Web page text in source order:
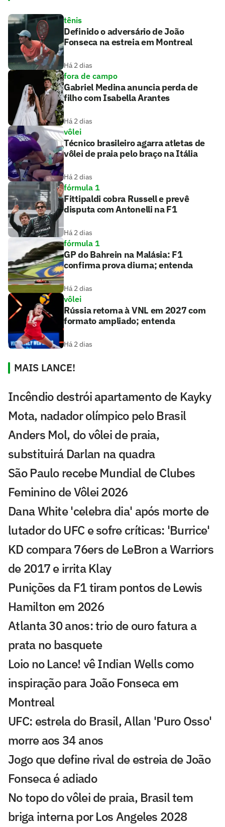
tênis
Definido o adversário de João
Fonseca na estreia em Montreal
Há 2 dias
fora de campo
Gabriel Medina anuncia perda de
filho com Isabella Arantes
Há 2 dias
vôlei
Técnico brasileiro agarra atletas de
vôlei de praia pelo braço na Itália
Há 2 dias
fórmula 1
Fittipaldi cobra Russell e prevê
disputa com Antonelli na F1
Há 2 dias
fórmula 1
GP do Bahrein na Malásia: F1
confirma prova diurna; entenda
Há 2 dias
vôlei
Rússia retorna à VNL em 2027 com
formato ampliado; entenda
Há 2 dias
MAIS LANCE!
Incêndio destrói apartamento de Kayky
Mota, nadador olímpico pelo Brasil
Anders Mol, do vôlei de praia,
substituirá Darlan na quadra
São Paulo recebe Mundial de Clubes
Feminino de Vôlei 2026
Dana White 'celebra dia' após morte de
lutador do UFC e sofre críticas: 'Burrice'
KD compara 76ers de LeBron a Warriors
de 2017 e irrita Klay
Punições da F1 tiram pontos de Lewis
Hamilton em 2026
Atlanta 30 anos: trio de ouro fatura a
prata no basquete
Loio no Lance! vê Indian Wells como
inspiração para João Fonseca em
Montreal
UFC: estrela do Brasil, Allan 'Puro Osso'
morre aos 34 anos
Jogo que define rival de estreia de João
Fonseca é adiado
No topo do vôlei de praia, Brasil tem
briga interna por Los Angeles 2028